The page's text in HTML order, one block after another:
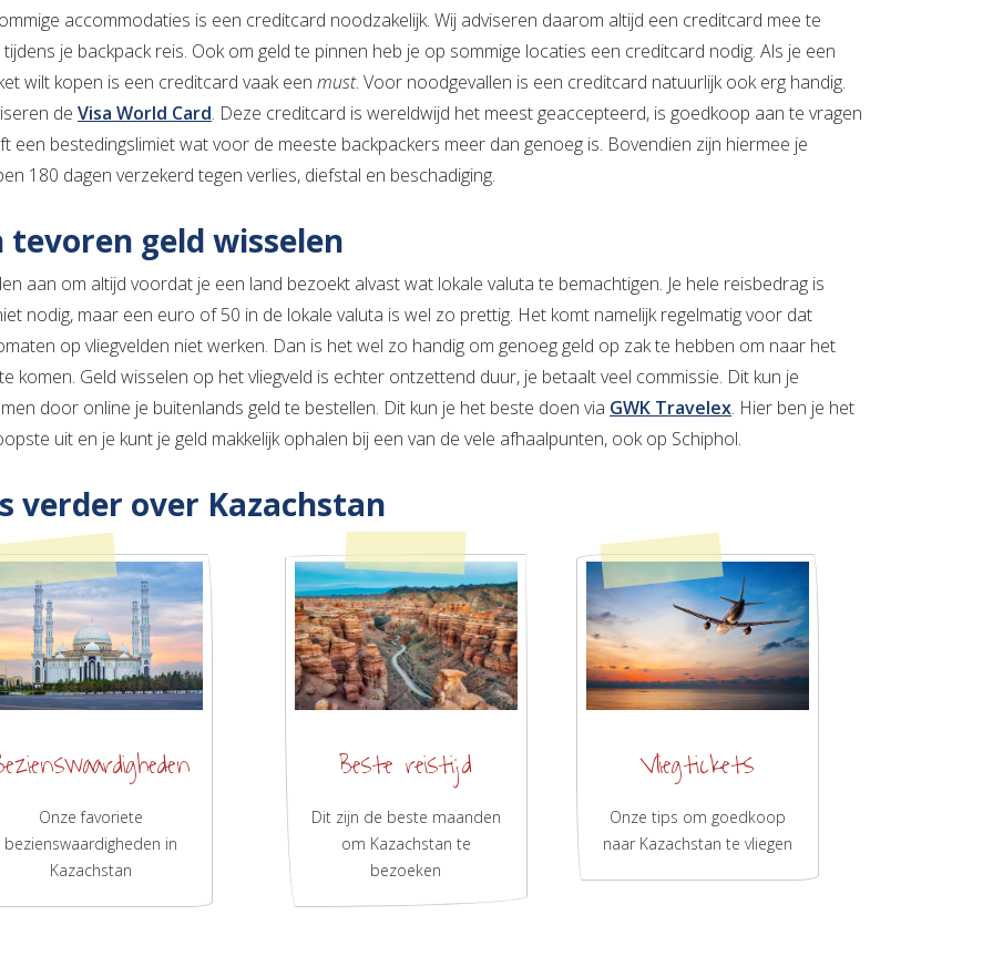
accommodaties is een creditcard noodzakelijk. Wij adviseren daarom altijd een creditcard mee te
je backpack reis. Ook om geld te pinnen heb je op sommige locaties een creditcard nodig. Als je een
wilt kopen is een creditcard vaak een must. Voor noodgevallen is een creditcard natuurlijk ook erg handig.
de Visa World Card. Deze creditcard is wereldwijd het meest geaccepteerd, is goedkoop aan te vragen
een bestedingslimiet wat voor de meeste backpackers meer dan genoeg is. Bovendien zijn hiermee je
180 dagen verzekerd tegen verlies, diefstal en beschadiging.
tevoren geld wisselen
aan om altijd voordat je een land bezoekt alvast wat lokale valuta te bemachtigen. Je hele reisbedrag is
nodig, maar een euro of 50 in de lokale valuta is wel zo prettig. Het komt namelijk regelmatig voor dat
op vliegvelden niet werken. Dan is het wel zo handig om genoeg geld op zak te hebben om naar het
komen. Geld wisselen op het vliegveld is echter ontzettend duur, je betaalt veel commissie. Dit kun je
door online je buitenlands geld te bestellen. Dit kun je het beste doen via GWK Travelex. Hier ben je het
uit en je kunt je geld makkelijk ophalen bij een van de vele afhaalpunten, ook op Schiphol.
verder over Kazachstan
Onze favoriete
bezienswaardigheden in
Kazachstan
Beste reistijd
Dit zijn de beste maanden
om Kazachstan te
bezoeken
Vliegtickets
Onze tips om goedkoop
naar Kazachstan te vliegen